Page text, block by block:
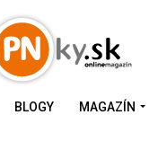
BLOGY MAGAZÍN